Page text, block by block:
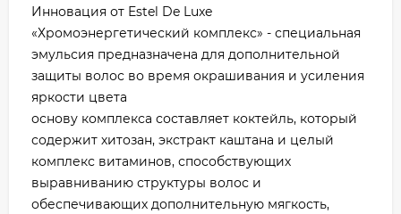
Инновация от Estel De Luxe
«Хромоэнергетический комплекс» - специальная
эмульсия предназначена для дополнительной
защиты волос во время окрашивания и усиления
яркости цвета
основу комплекса составляет коктейль, который
содержит хитозан, экстракт каштана и целый
комплекс витаминов, способствующих
выравниванию структуры волос и
обеспечивающих дополнительную мягкость,